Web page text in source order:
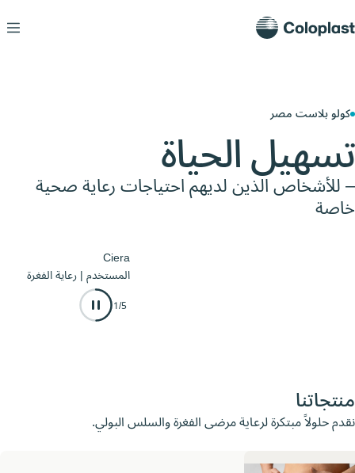
بلاست مصر
الحياة
الذين لديهم احتياجات رعاية صحية
Ciera
المستخدم | رعاية الفغرة
مبتكرة لرعاية مرضى الفغرة والسلس البولي.